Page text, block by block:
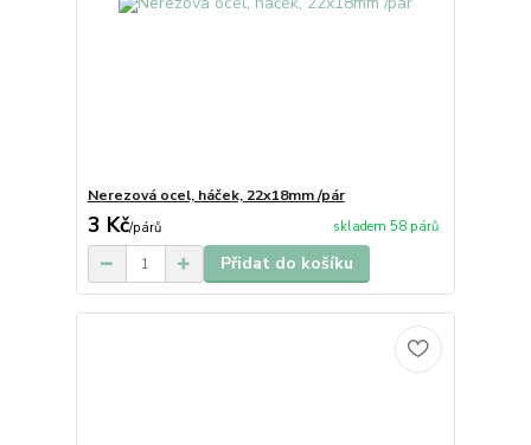
Nerezová ocel, háček, 22x18mm /pár
3 Kč/párů skladem 58 párů
Přidat do košíku